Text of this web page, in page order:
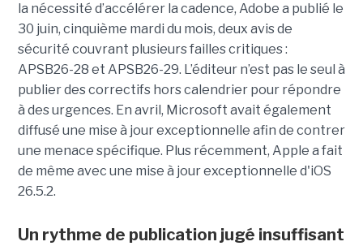
la nécessité d’accélérer la cadence, Adobe a publié le
30 juin, cinquième mardi du mois, deux avis de
sécurité couvrant plusieurs failles critiques :
APSB26-28 et APSB26-29. L’éditeur n’est pas le seul à
publier des correctifs hors calendrier pour répondre
à des urgences. En avril, Microsoft avait également
diffusé une mise à jour exceptionnelle afin de contrer
une menace spécifique. Plus récemment, Apple a fait
de même avec une mise à jour exceptionnelle d'iOS
26.5.2.
Un rythme de publication jugé insuffisant